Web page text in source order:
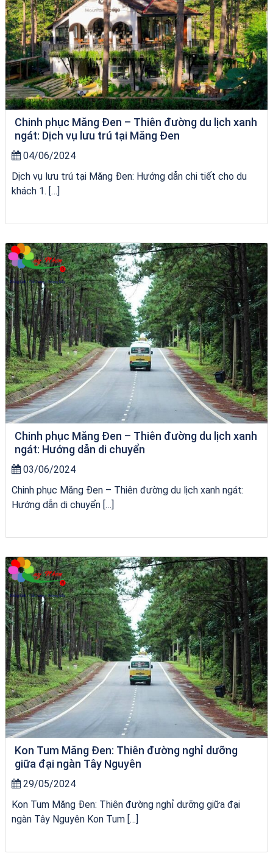
Chinh phục Măng Đen – Thiên đường du lịch xanh
ngát: Dịch vụ lưu trú tại Măng Đen
04/06/2024
Dịch vụ lưu trú tại Măng Đen: Hướng dẫn chi tiết cho du
khách 1. […]
Tour Quy Nhơn 3 Đảo
Chinh phục Măng Đen – Thiên đường du lịch xanh
ngát: Hướng dẫn di chuyển
03/06/2024
Chinh phục Măng Đen – Thiên đường du lịch xanh ngát:
Hướng dẫn di chuyển […]
Tour Quy Nhơn 3 Đảo
Kon Tum Măng Đen: Thiên đường nghỉ dưỡng
giữa đại ngàn Tây Nguyên
29/05/2024
Kon Tum Măng Đen: Thiên đường nghỉ dưỡng giữa đại
ngàn Tây Nguyên Kon Tum […]